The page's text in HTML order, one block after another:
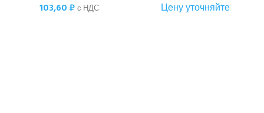
103,60₽ с НДС Цену уточняйте